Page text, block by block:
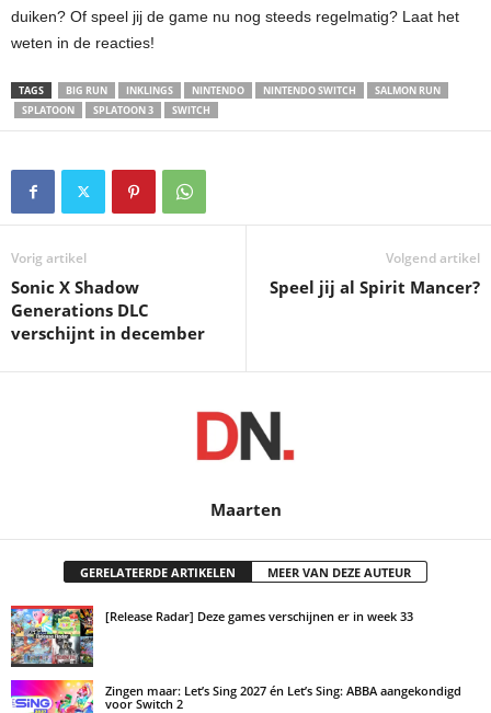
duiken? Of speel jij de game nu nog steeds regelmatig? Laat het
weten in de reacties!
TAGS BIG RUN INKLINGS NINTENDO NINTENDO SWITCH
SALMON RUN
SPLATOON
SPLATOON 3 SWITCH
Vorig artikel
Sonic X Shadow
Generations DLC
verschijnt in december
Volgend artikel
Speel jij al Spirit Mancer?
Maarten
GERELATEERDE ARTIKELEN MEER VAN DEZE AUTEUR
[Release Radar] Deze games verschijnen er in week 33
Zingen maar: Let’s Sing 2027 én Let’s Sing: ABBA aangekondigd
voor Switch 2